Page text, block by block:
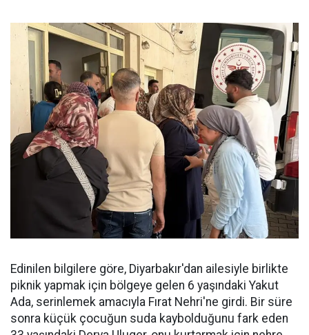
Edinilen bilgilere göre, Diyarbakır'dan ailesiyle birlikte
piknik yapmak için bölgeye gelen 6 yaşındaki Yakut
Ada, serinlemek amacıyla Fırat Nehri'ne girdi. Bir süre
sonra küçük çocuğun suda kaybolduğunu fark eden